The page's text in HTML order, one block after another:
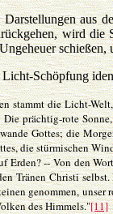
aus
wird die
schießen,
Schöpfung
stammt die Licht-
Die prächtig-rote
Gottes; die
die stürmischen
Erden? -- Von den
Tränen Christi
genommen, unser
des Himmels."[11]